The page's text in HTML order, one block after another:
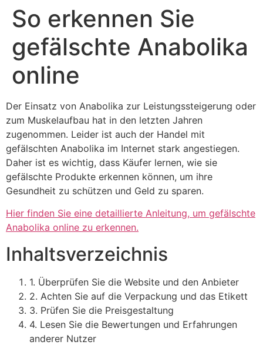
Skip
content
So erkennen Sie
gefälschte Anabolika
online
Der Einsatz von Anabolika zur Leistungssteigerung oder
zum Muskelaufbau hat in den letzten Jahren
zugenommen. Leider ist auch der Handel mit
gefälschten Anabolika im Internet stark angestiegen.
Daher ist es wichtig, dass Käufer lernen, wie sie
gefälschte Produkte erkennen können, um ihre
Gesundheit zu schützen und Geld zu sparen.
Hier finden Sie eine detaillierte Anleitung, um gefälschte
Anabolika online zu erkennen.
Inhaltsverzeichnis
1. Überprüfen Sie die Website und den Anbieter
2. Achten Sie auf die Verpackung und das Etikett
3. Prüfen Sie die Preisgestaltung
4. Lesen Sie die Bewertungen und Erfahrungen
anderer Nutzer